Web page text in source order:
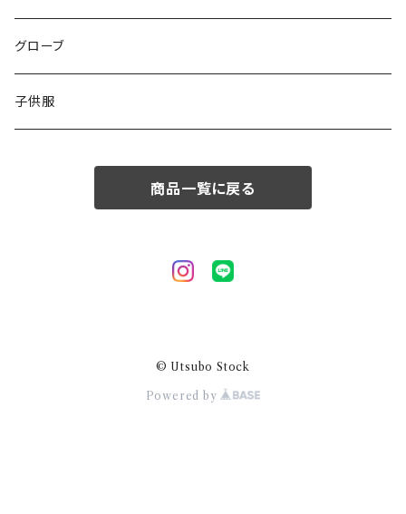
50/XL～
48/L
50/XL～
46/M
48/L
グローブ
子供服
商品一覧に戻る
© Utsubo Stock
Powered by